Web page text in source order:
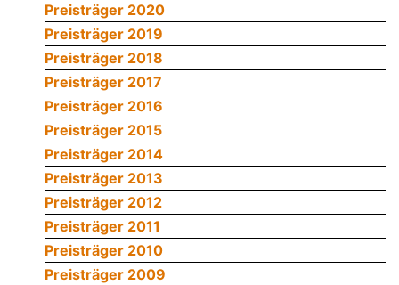
Preisträger 2020
Preisträger 2019
Preisträger 2018
Preisträger 2017
Preisträger 2016
Preisträger 2015
Preisträger 2014
Preisträger 2013
Preisträger 2012
Preisträger 2011
Preisträger 2010
Preisträger 2009